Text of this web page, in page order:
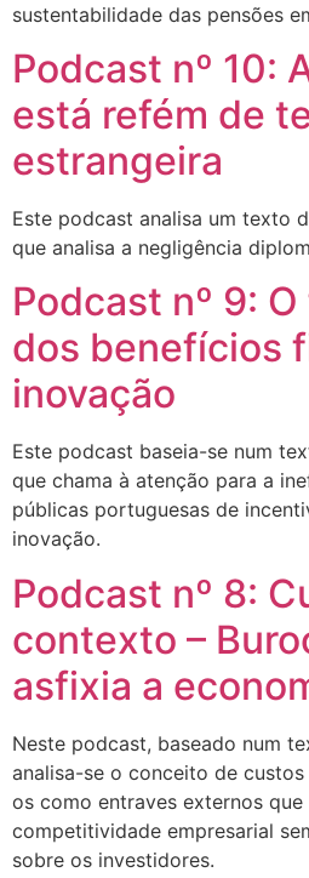
sustentabilidade das pensões
Podcast nº 10:
está refém de
estrangeira
Este podcast analisa um texto
que analisa a negligência
Podcast nº 9:
dos benefícios
inovação
Este podcast baseia-se num
que chama à atenção para a
públicas portuguesas de
inovação.
Podcast nº 8:
contexto –
asfixia a
Neste podcast, baseado num
analisa-se o conceito de
os como entraves externos que
competitividade empresarial
sobre os investidores.